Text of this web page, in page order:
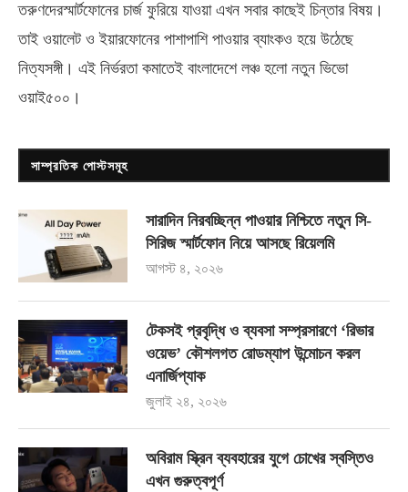
তরুণদেরস্মার্টফোনের চার্জ ফুরিয়ে যাওয়া এখন সবার কাছেই চিন্তার বিষয়।
তাই ওয়ালেট ও ইয়ারফোনের পাশাপাশি পাওয়ার ব্যাংকও হয়ে উঠেছে
নিত্যসঙ্গী। এই নির্ভরতা কমাতেই বাংলাদেশে লঞ্চ হলো নতুন ভিভো
ওয়াই৫০০ ।
সাম্প্রতিক পোস্টসমূহ
সারাদিন নিরবচ্ছিন্ন পাওয়ার নিশ্চিতে নতুন সি-
সিরিজ স্মার্টফোন নিয়ে আসছে রিয়েলমি
আগস্ট ৪, ২০২৬
টেকসই প্রবৃদ্ধি ও ব্যবসা সম্প্রসারণে ‘রিভার
ওয়েভ’ কৌশলগত রোডম্যাপ উন্মোচন করল
এনার্জিপ্যাক
জুলাই ২৪, ২০২৬
অবিরাম স্ক্রিন ব্যবহারের যুগে চোখের স্বস্তিও
এখন গুরুত্বপূর্ণ